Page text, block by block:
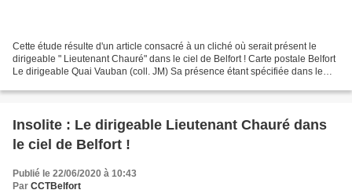
Cette étude résulte d'un article consacré à un cliché où serait présent le
dirigeable " Lieutenant Chauré" dans le ciel de Belfort ! Carte postale Belfort
Le dirigeable Quai Vauban (coll. JM) Sa présence étant spécifiée dans le
Insolite : Le dirigeable Lieutenant Chauré dans
le ciel de Belfort !
Publié le 22/06/2020 à 10:43
Par CCTBelfort